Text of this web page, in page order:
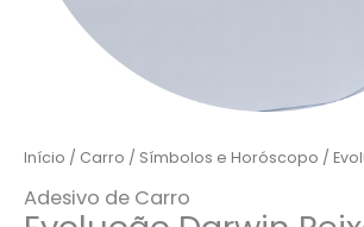
Início / Carro / Símbolos e Horóscopo /
Adesivo de Carro